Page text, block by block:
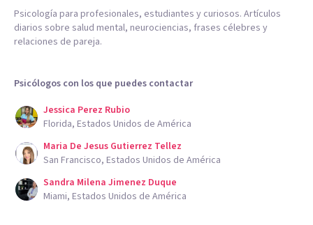
Psicología para profesionales, estudiantes y curiosos. Artículos
diarios sobre salud mental, neurociencias, frases célebres y
relaciones de pareja.
Psicólogos con los que puedes contactar
Jessica Perez Rubio
Florida, Estados Unidos de América
Maria De Jesus Gutierrez Tellez
San Francisco, Estados Unidos de América
Sandra Milena Jimenez Duque
Miami, Estados Unidos de América